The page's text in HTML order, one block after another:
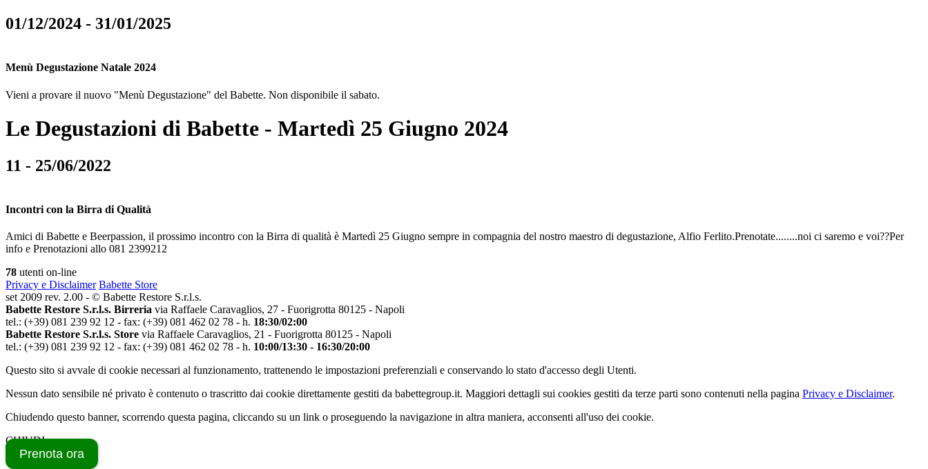
01/12/2024 - 31/01/2025
Menù Degustazione Natale 2024
Vieni a provare il nuovo "Menù Degustazione" del Babette. Non disponibile il sabato.
Le Degustazioni di Babette - Martedì 25 Giugno 2024
11 - 25/06/2022
Incontri con la Birra di Qualità
Amici di Babette e Beerpassion, il prossimo incontro con la Birra di qualità è Martedì 25 Giugno sempre in compagnia del nostro maestro di degustazione, Alfio Ferlito.Prenotate........noi ci saremo e voi??Per
info e Prenotazioni allo 081 2399212
78 utenti on-line
Privacy e Disclaimer Babette Store
set 2009 rev. 2.00 - © Babette Restore S.r.l.s.
Babette Restore S.r.l.s. Birreria via Raffaele Caravaglios, 27 - Fuorigrotta 80125 - Napoli
tel.: (+39) 081 239 92 12 - fax: (+39) 081 462 02 78 - h. 18:30/02:00
Babette Restore S.r.l.s. Store via Raffaele Caravaglios, 21 - Fuorigrotta 80125 - Napoli
tel.: (+39) 081 239 92 12 - fax: (+39) 081 462 02 78 - h. 10:00/13:30 - 16:30/20:00
Questo sito si avvale di cookie necessari al funzionamento, trattenendo le impostazioni preferenziali e conservando lo stato d'accesso degli Utenti.
Nessun dato sensibile né privato è contenuto o trascritto dai cookie direttamente gestiti da babettegroup.it. Maggiori dettagli sui cookies gestiti da terze parti sono contenuti nella pagina Privacy e Disclaimer.
Chiudendo questo banner, scorrendo questa pagina, cliccando su un link o proseguendo la navigazione in altra maniera, acconsenti all'uso dei cookie.
CHIUDI
Prenota ora